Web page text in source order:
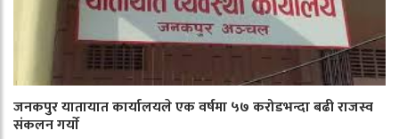
जनकपुर यातायात कार्यालयले एक वर्षमा ५७ करोडभन्दा बढी राजस्व
संकलन गर्याे